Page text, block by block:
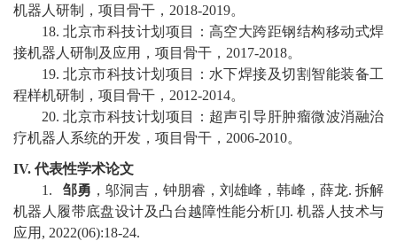
机器人研制， 项目骨干， 2018-2019。
18. 北京市科技计划项目：高空大跨距钢结构移动式焊
接机器人研制及应用， 项目骨干， 2017-2018。
19. 北京市科技计划项目：水下焊接及切割智能装备工
程样机研制， 项目骨干， 2012-2014。
20. 北京市科技计划项目：超声引导肝肿瘤微波消融治
疗机器人系统的开发， 项目骨干， 2006-2010。
IV. 代表性学术论文
1 . 邹勇 ，邬洞吉， 钟朋睿 ，刘雄峰 ，韩峰 ， 薛龙. 拆解
机器人履带底盘设计及凸台越障性能分析[J]. 机器人技术与
应用 , 2022(06):18-24.